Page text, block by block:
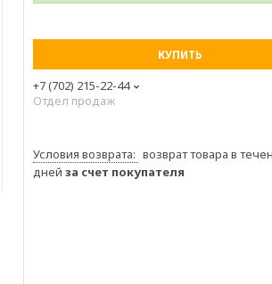
КУПИТЬ
+7 (702) 215-22-44
Отдел продаж
возврат товара в
дней за счет покупателя